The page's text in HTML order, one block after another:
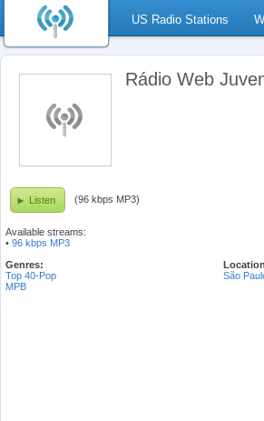
US Radio Stations
Rádio Web
Listen (96 kbps MP3)
Available streams:
• 96 kbps MP3
Genres:
Top 40-Pop
MPB
São